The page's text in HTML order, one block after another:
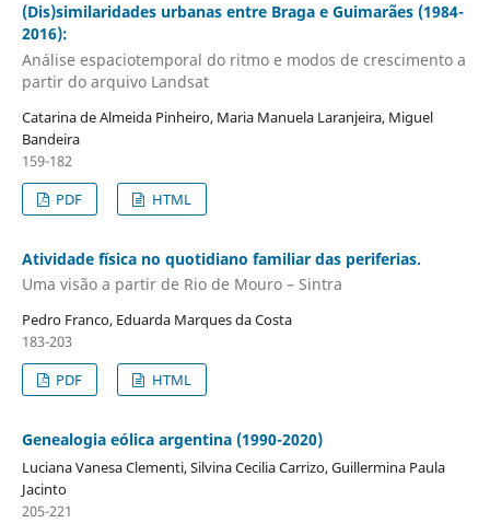
(Dis)similaridades urbanas entre Braga e Guimarães (1984-
2016):
Análise espaciotemporal do ritmo e modos de crescimento a
partir do arquivo Landsat
Catarina de Almeida Pinheiro, Maria Manuela Laranjeira, Miguel
Bandeira
159-182
PDF
HTML
Atividade física no quotidiano familiar das periferias.
Uma visão a partir de Rio de Mouro – Sintra
Pedro Franco, Eduarda Marques da Costa
183-203
PDF
HTML
Genealogia eólica argentina (1990-2020)
Luciana Vanesa Clementi, Silvina Cecilia Carrizo, Guillermina Paula
Jacinto
205-221